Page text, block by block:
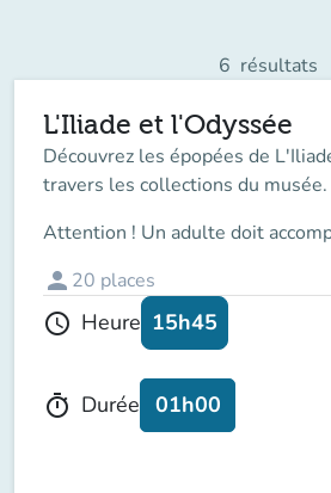
6 résultats
L'Iliade et l'Odyssée
Découvrez les épopées de
travers les collections du musée.
Attention ! Un adulte doit
person 20 places
schedule Heure 15h45
timer Durée 01h00